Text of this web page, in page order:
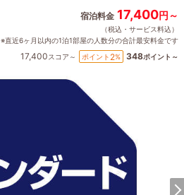
宿泊料金 17,400円～
（税込・サービス料込）
※直近6ヶ月以内の1泊1部屋の人数分の合計最安料金です
17,400スコア～ ポイント 2% 348ポイント～